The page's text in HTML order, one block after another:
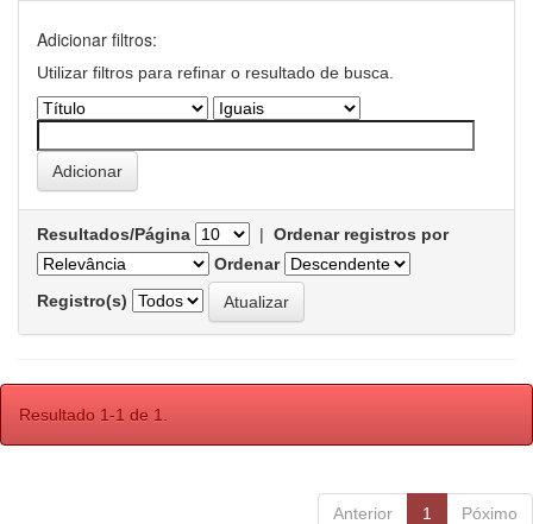
Adicionar filtros:
Utilizar filtros para refinar o resultado de busca.
Resultados/Página | Ordenar registros por
Ordenar
Registro(s)
Resultado 1-1 de 1.
Anterior 1 Póximo